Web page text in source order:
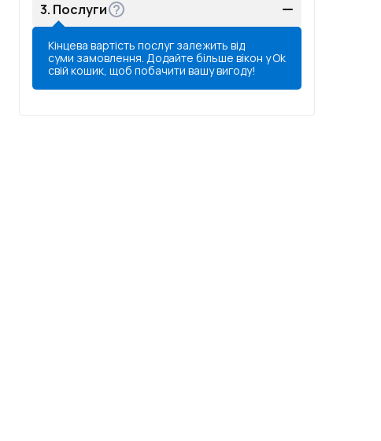
3. Послуги
Кінцева вартість послуг залежить від
суми замовлення. Додайте більше вікон у
свій кошик, щоб побачити вашу вигоду!
Ok